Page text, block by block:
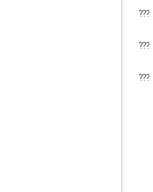
???
???
???